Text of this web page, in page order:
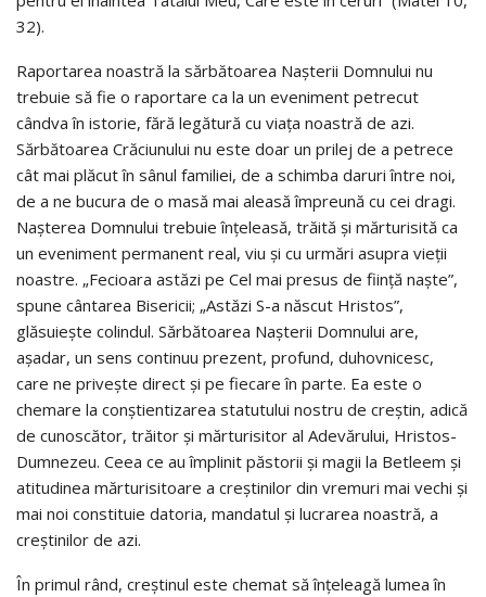
32).
Raportarea noastră la sărbătoarea Naşterii Domnului nu
trebuie să fie o raportare ca la un eveniment petrecut
cândva în istorie, fără legătură cu viaţa noastră de azi.
Sărbătoarea Crăciunului nu este doar un prilej de a petrece
cât mai plăcut în sânul familiei, de a schimba daruri între noi,
de a ne bucura de o masă mai aleasă împreună cu cei dragi.
Naşterea Domnului trebuie înţeleasă, trăită şi mărturisită ca
un eveniment permanent real, viu şi cu urmări asupra vieţii
noastre. „Fecioara astăzi pe Cel mai presus de fiinţă naşte”,
spune cântarea Bisericii; „Astăzi S-a născut Hristos”,
glăsuieşte colindul. Sărbătoarea Naşterii Domnului are,
aşadar, un sens continuu prezent, profund, duhovnicesc,
care ne priveşte direct şi pe fiecare în parte. Ea este o
chemare la conştientizarea statutului nostru de creştin, adică
de cunoscător, trăitor şi mărturisitor al Adevărului, Hristos-
Dumnezeu. Ceea ce au împlinit păstorii şi magii la Betleem şi
atitudinea mărturisitoare a creştinilor din vremuri mai vechi şi
mai noi constituie datoria, mandatul şi lucrarea noastră, a
creştinilor de azi.
În primul rând, creştinul este chemat să înţeleagă lumea în